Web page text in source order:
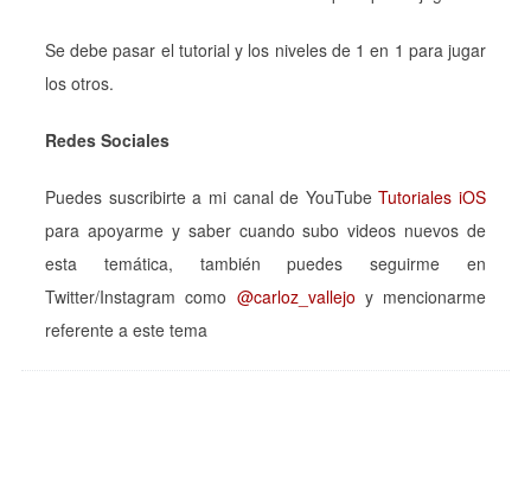
Se debe pasar el tutorial y los niveles de 1 en 1 para jugar
los otros.
Redes Sociales
Puedes suscribirte a mi canal de YouTubeTutoriales iOS
para apoyarme y saber cuando subo videos nuevos de
esta temática, también puedes seguirme en
Twitter/Instagram como @carloz_vallejo y mencionarme
referente a este tema